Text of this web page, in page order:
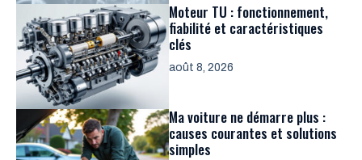
Moteur TU : fonctionnement,
fiabilité et caractéristiques
clés
août 8, 2026
Ma voiture ne démarre plus :
causes courantes et solutions
simples